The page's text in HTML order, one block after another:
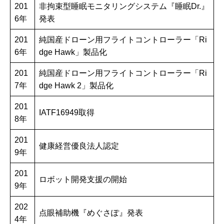
201
6年
非拘束型睡眠モニタリングシステム『睡眠Dr.』
発表
201
6年
純国産ドローン用フライトコントローラー「Ri
dge Hawk」製品化
201
7年
純国産ドローン用フライトコントローラー「Ri
dge Hawk 2」製品化
201
8年
IATF16949取得
201
9年
健康経営優良法人認定
201
9年
ロボット開発支援の開始
202
4年
点眼補助機『めぐさぽ』発表